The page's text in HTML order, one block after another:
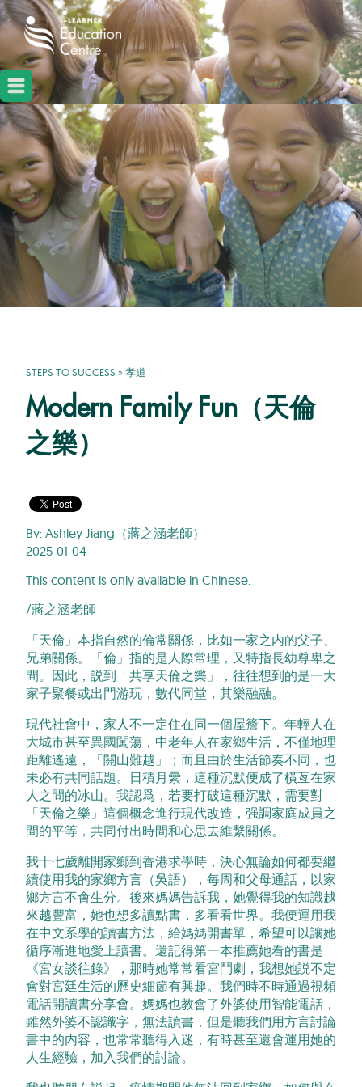
STEPS TO SUCCESS » 孝道
Modern Family Fun（天倫
之樂）
By: Ashley Jiang（蔣之涵老師）
2025-01-04
This content is only available in Chinese.
/蔣之涵老師
「天倫」本指自然的倫常關係，比如一家之内的父子、
兄弟關係。「倫」指的是人際常理，又特指長幼尊卑之
間。因此，説到「共享天倫之樂」，往往想到的是一大
家子聚餐或出門游玩，數代同堂，其樂融融。
現代社會中，家人不一定住在同一個屋簷下。年輕人在
大城市甚至異國闖蕩，中老年人在家鄉生活，不僅地理
距離遙遠，「關山難越」；而且由於生活節奏不同，也
未必有共同話題。日積月纍，這種沉默便成了橫亙在家
人之間的冰山。我認爲，若要打破這種沉默，需要對
「天倫之樂」這個概念進行現代改造，强調家庭成員之
間的平等，共同付出時間和心思去維繫關係。
我十七歲離開家鄉到香港求學時，決心無論如何都要繼
續使用我的家鄉方言（吳語），每周和父母通話，以家
鄉方言不會生分。後來媽媽告訴我，她覺得我的知識越
來越豐富，她也想多讀點書，多看看世界。我便運用我
在中文系學的讀書方法，給媽媽開書單，希望可以讓她
循序漸進地愛上讀書。還記得第一本推薦她看的書是
《宮女談往錄》，那時她常常看宮鬥劇，我想她説不定
會對宮廷生活的歷史細節有興趣。我們時不時通過視頻
電話開讀書分享會。媽媽也教會了外婆使用智能電話，
雖然外婆不認識字，無法讀書，但是聽我們用方言討論
書中的内容，也常常聽得入迷，有時甚至還會運用她的
人生經驗，加入我們的討論。